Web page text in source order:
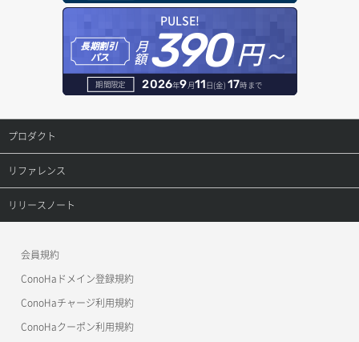
オブジェクト一覧取得
オブジェクト削除
オブジェクト削除予約
オブジェクト複製
オブジェクト詳細取得
コンテナ一覧取得
コンテナ作成
コンテナ削除
ラージオブジェクトアップロード(DLO)
レコード一覧取得
レコード作成
レコード更新
レコード詳細取得
PULSE!
長期割引
パス
月
額390円～
期間限定 2026年9月11日(金) 17時まで
プロダクト
プロダクトトップ
ConoHa VPS(Ver.3.0)
ConoHa for GAME
リファレンス
リファレンストップ
OpenStack CLI
Terraform
リリースノート
会員規約
ConoHaドメイン登録規約
ConoHaチャージ利用規約
ConoHaクーポン利用規約